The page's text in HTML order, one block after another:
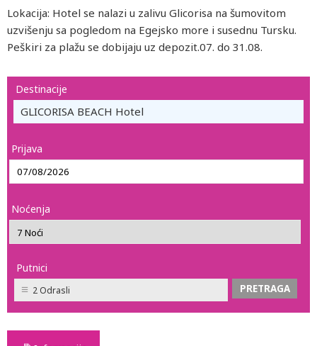
Lokacija: Hotel se nalazi u zalivu Glicorisa na šumovitom
uzvišenju sa pogledom na Egejsko more i susednu Tursku.
Peškiri za plažu se dobijaju uz depozit.07. do 31.08.
Destinacije
GLICORISA BEACH Hotel
Prijava
Noćenja
Putnici
2 Odrasli